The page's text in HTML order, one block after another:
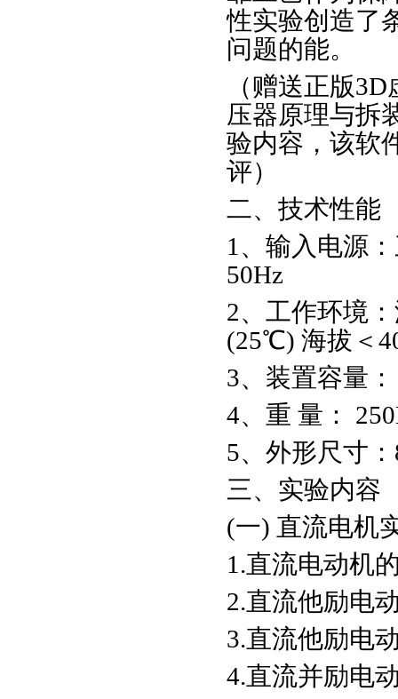
性实验创造了
问题的能。
（赠送正版
压器原理与拆
验内容，该软
评）
二、技术性能
1、输入电源
50Hz
2、工作环境
(25℃) 海拔＜
3、装置容量
4、重 量：
5、外形尺寸
三、实验内容
(一) 直流电机
1.直流电动机
2.直流他励电
3.直流他励电
4.直流并励电